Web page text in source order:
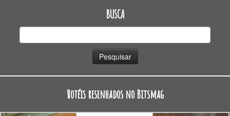
BUSCA
Hotéis resenhados no Bitsmag